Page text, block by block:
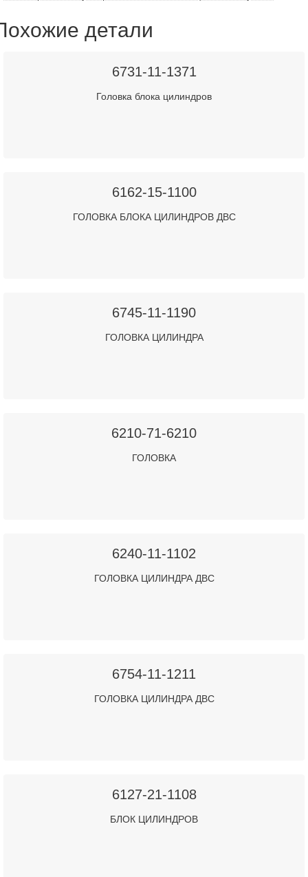
детали
6731-11-1371
Головка блока цилиндров
6162-15-1100
ГОЛОВКА БЛОКА ЦИЛИНДРОВ ДВС
6745-11-1190
ГОЛОВКА ЦИЛИНДРА
6210-71-6210
ГОЛОВКА
6240-11-1102
ГОЛОВКА ЦИЛИНДРА ДВС
6754-11-1211
ГОЛОВКА ЦИЛИНДРА ДВС
6127-21-1108
БЛОК ЦИЛИНДРОВ